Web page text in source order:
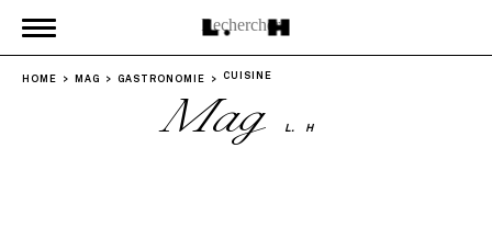
HOME MAG GASTRONOMIE CUISINE
Mag L. H